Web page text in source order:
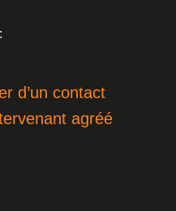
d’un contact
agréé